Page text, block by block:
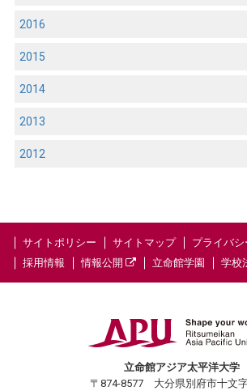
2016
2015
2014
2013
2012
サイトポリシー サイトマップ
プライバ
採用情報
情報公開 立命館学園 学校
立命館アジア太平洋大学
〒874-8577 大分県別府市十文